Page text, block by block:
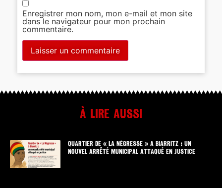
Enregistrer mon nom, mon e-mail et mon site
dans le navigateur pour mon prochain
commentaire.
À lire aussi
QUARTIER DE « LA NÉGRESSE » A BIARRITZ : UN
NOUVEL ARRÊTÉ MUNICIPAL ATTAQUÉ EN JUSTICE